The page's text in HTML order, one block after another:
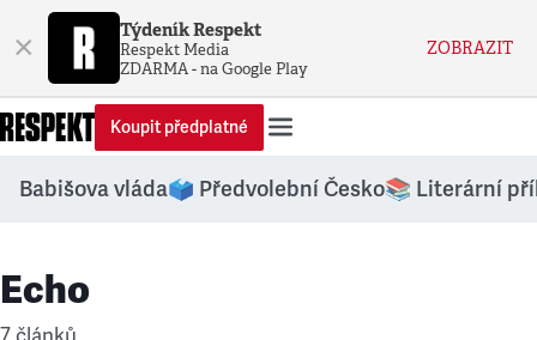
× Týdeník Respekt
Respekt Media
ZDARMA - na Google Play
ZOBRAZIT
Koupit předplatné
Babišova vláda🗳️ Předvolební Česko📚 Literární
Echo